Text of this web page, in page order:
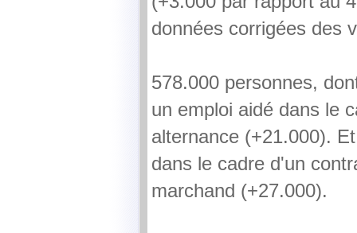
données corrigées des
578.000 personnes,
un emploi aidé dans le
alternance (+21.000).
dans le cadre d'un
marchand (+27.000).